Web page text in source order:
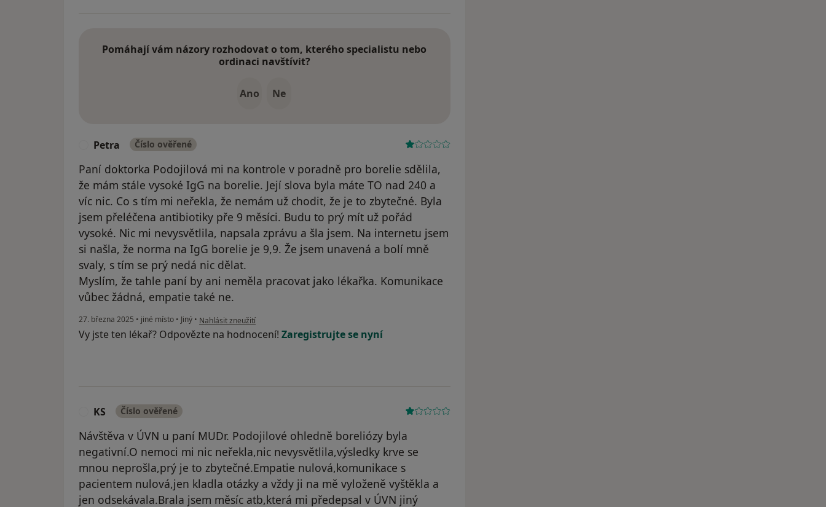
Pomáhají vám názory rozhodovat o tom, kterého specialistu nebo
ordinaci navštívit?
Ano Ne
Petra Číslo ověřené
Paní doktorka Podojilová mi na kontrole v poradně pro borelie sdělila,
že mám stále vysoké IgG na borelie. Její slova byla máte TO nad 240 a
víc nic. Co s tím mi neřekla, že nemám už chodit, že je to zbytečné. Byla
jsem přeléčena antibiotiky pře 9 měsíci. Budu to prý mít už pořád
vysoké. Nic mi nevysvětlila, napsala zprávu a šla jsem. Na internetu jsem
si našla, že norma na IgG borelie je 9,9. Že jsem unavená a bolí mně
svaly, s tím se prý nedá nic dělat.
Myslím, že tahle paní by ani neměla pracovat jako lékařka. Komunikace
vůbec žádná, empatie také ne.
27. března 2025 • jiné místo • Jiný • podle názoru uživatele Petra
Nahlásit zneužití
Vy jste ten lékař? Odpovězte na hodnocení! Zaregistrujte se nyní
KS Číslo ověřené
Návštěva v ÚVN u paní MUDr. Podojilové ohledně boreliózy byla
negativní.O nemoci mi nic neřekla,nic nevysvětlila,výsledky krve se
mnou neprošla,prý je to zbytečné.Empatie nulová,komunikace s
pacientem nulová,jen kladla otázky a vždy ji na mě vyloženě vyštěkla a
jen odsekávala.Brala jsem měsíc atb,která mi předepsal v ÚVN jiný